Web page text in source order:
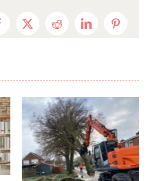
X Reddit LinkedInPinterest